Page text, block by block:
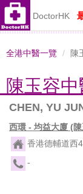
DoctorHK
全港中醫一覽 陳
陳玉容
CHEN, YU
西環 - 均益大廈 (
香港德輔道西
-